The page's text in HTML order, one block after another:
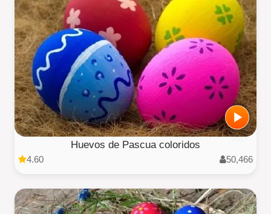
Huevos de Pascua coloridos
4.60 50,466